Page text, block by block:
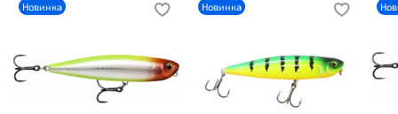
Новинка Новинка